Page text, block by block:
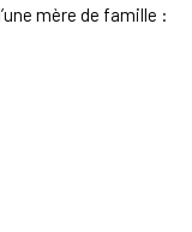
mère de famille :